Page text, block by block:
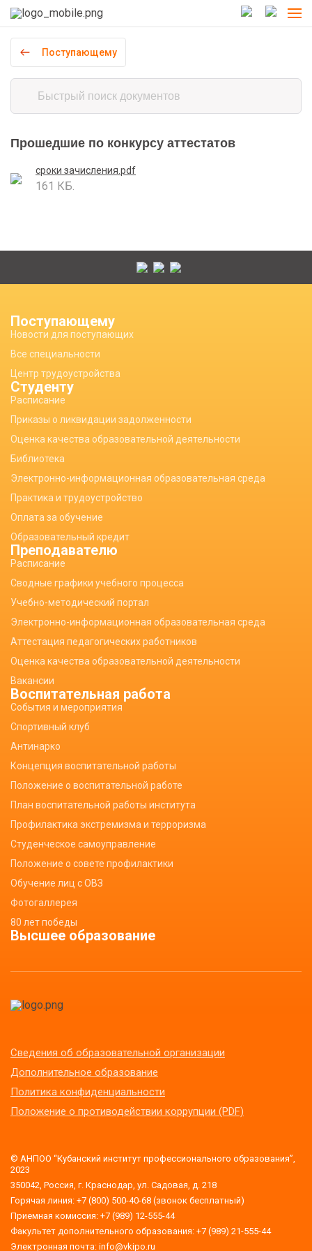
Поступающему
Прошедшие по конкурсу аттестатов
сроки зачисления.pdf
161 КБ.
Поступающему
Новости для поступающих
Все специальности
Центр трудоустройства
Студенту
Расписание
Приказы о ликвидации задолженности
Оценка качества образовательной деятельности
Библиотека
Электронно-информационная образовательная среда
Практика и трудоустройство
Оплата за обучение
Образовательный кредит
Преподавателю
Расписание
Сводные графики учебного процесса
Учебно-методический портал
Электронно-информационная образовательная среда
Аттестация педагогических работников
Оценка качества образовательной деятельности
Вакансии
Воспитательная работа
События и мероприятия
Спортивный клуб
Антинарко
Концепция воспитательной работы
Положение о воспитательной работе
План воспитательной работы института
Профилактика экстремизма и терроризма
Студенческое самоуправление
Положение о совете профилактики
Обучение лиц с ОВЗ
Фотогаллерея
80 лет победы
Высшее образование
Сведения об образовательной организации
Дополнительное образование
Политика конфиденциальности
Положение о противодействии коррупции (PDF)
© АНПОО “Кубанский институт профессионального образования”,
2023
350042, Россия, г. Краснодар, ул. Садовая, д. 218
Горячая линия: +7 (800) 500-40-68 (звонок бесплатный)
Приемная комиссия: +7 (989) 12-555-44
Факультет дополнительного образования: +7 (989) 21-555-44
Электронная почта: info@vkipo.ru